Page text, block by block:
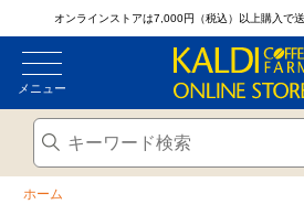
オンラインストアは7,000円（税込）以上購入で
メニュー
ホーム